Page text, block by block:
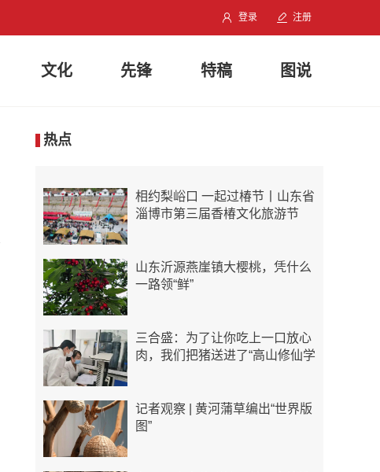
登录 注册
文化 先锋 特稿 图说
热点
相约梨峪口 一起过椿节丨山东省
淄博市第三届香椿文化旅游节
山东沂源燕崖镇大樱桃，凭什么
一路领“鲜”
三合盛：为了让你吃上一口放心
肉，我们把猪送进了“高山修仙学
记者观察 | 黄河蒲草编出“世界版
图”